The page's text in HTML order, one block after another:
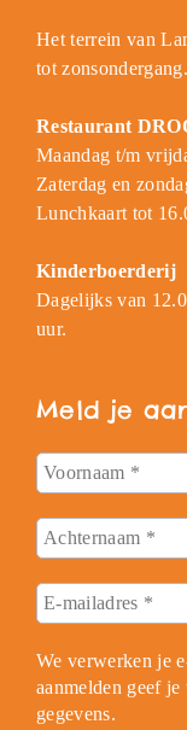
Het terrein van
tot zonsondergang.
Restaurant
Maandag t/m
Zaterdag en
Lunchkaart tot
Kinderboerderij
Dagelijks van
uur.
Meld je
We verwerken je
aanmelden geef
gegevens.